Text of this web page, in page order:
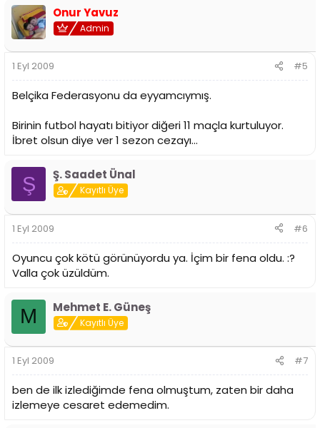
Onur Yavuz
Admin
1 Eyl 2009 #5
Belçika Federasyonu da eyyamcıymış.
Birinin futbol hayatı bitiyor diğeri 11 maçla kurtuluyor.
İbret olsun diye ver 1 sezon cezayı...
Ş Ş. Saadet Ünal
Kayıtlı Üye
1 Eyl 2009 #6
Oyuncu çok kötü görünüyordu ya. İçim bir fena oldu. :?
Valla çok üzüldüm.
M Mehmet E. Güneş
Kayıtlı Üye
1 Eyl 2009 #7
ben de ilk izlediğimde fena olmuştum, zaten bir daha
izlemeye cesaret edemedim.